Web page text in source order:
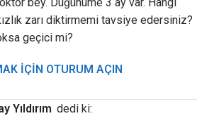
zarı diktirmemi tavsiye edersiniz?
geçici mi?
IÇIN OTURUM AÇIN
Yıldırım dedi ki: